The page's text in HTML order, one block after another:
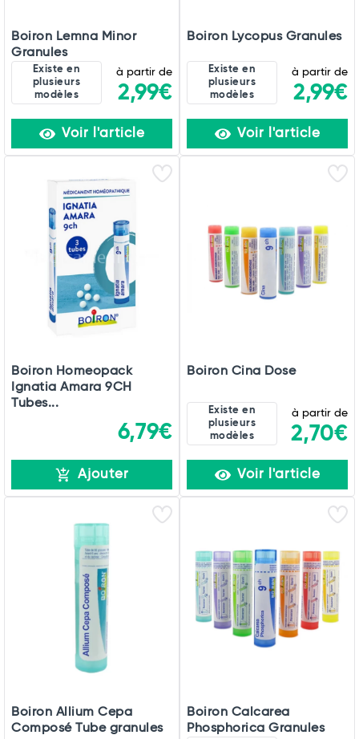
Boiron Lemna Minor
Granules
Existe en
plusieurs
modèles
à partir de
2,99€
Voir l'article
Boiron Lycopus Granules
Existe en
plusieurs
modèles
à partir de
2,99€
Voir l'article
Boiron Homeopack
Ignatia Amara 9CH
Tubes...
6,79€
Ajouter
Boiron Cina Dose
Existe en
plusieurs
modèles
à partir de
2,70€
Voir l'article
Boiron Allium Cepa
Composé Tube granules
Boiron Calcarea
Phosphorica Granules